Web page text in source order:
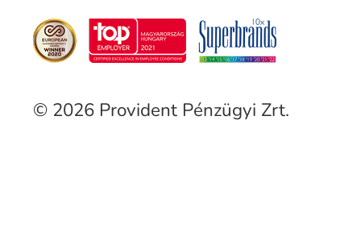
© 2026 Provident Pénzügyi Zrt.